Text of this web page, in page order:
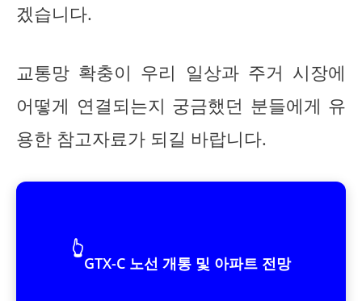
겠습니다.
교통망 확충이 우리 일상과 주거 시장에
어떻게 연결되는지 궁금했던 분들에게 유
용한 참고자료가 되길 바랍니다.
👆
GTX-C 노선 개통 및 아파트 전망